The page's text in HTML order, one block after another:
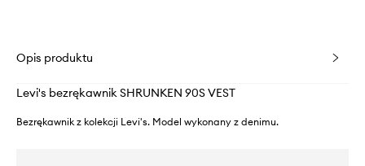
Opis produktu
Levi's bezrękawnik SHRUNKEN 90S VEST
Bezrękawnik z kolekcji Levi's. Model wykonany z denimu.